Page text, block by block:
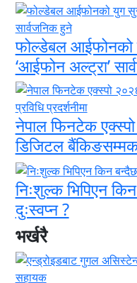
फोल्डेबल आईफोनको
‘आईफोन अल्ट्रा’
नेपाल फिनटेक
डिजिटल बैंकिङसम्मका
निःशुल्क भिपिएन
दुःस्वप्न ?
भर्खरै